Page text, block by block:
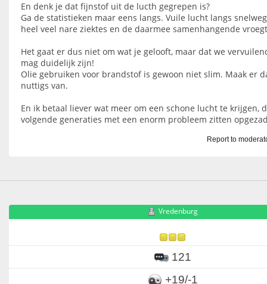
En denk je dat fijnstof uit de lucth gegrepen is?
Ga de statistieken maar eens langs. Vuile lucht langs
heel veel nare ziektes en de daarmee samenhangende
Het gaat er dus niet om wat je gelooft, maar dat we
mag duidelijk zijn!
Olie gebruiken voor brandstof is gewoon niet slim. Maak er
nuttigs van.
En ik betaal liever wat meer om een schone lucht te krijgen,
volgende generaties met een enorm probleem zitten
Report to
Vredenburg
121
+19/-1